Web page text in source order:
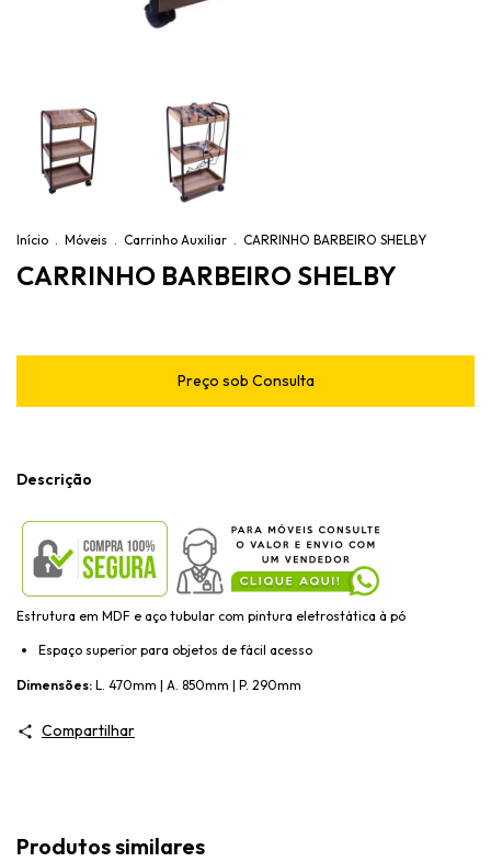
Início . Móveis . Carrinho Auxiliar . CARRINHO BARBEIRO SHELBY
CARRINHO BARBEIRO SHELBY
Descrição
​Estrutura em MDF e aço tubular com pintura eletrostática à pó
Espaço superior para objetos de fácil acesso
Dimensões: L. 470mm | A. 850mm | P. 290mm
Compartilhar
Produtos similares